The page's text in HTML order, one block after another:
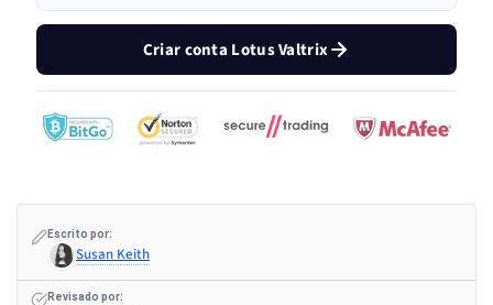
Criar conta Lotus Valtrix
Escrito por:
Susan Keith
Revisado por: